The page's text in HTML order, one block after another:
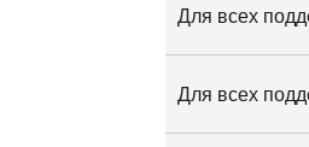
Для всех
Для всех